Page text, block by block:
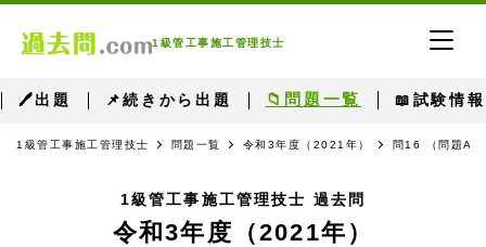
1級管工事施工管理技士
🖊出題 📌続きから出題 📁問題一覧 📖試験情報
1級管工事施工管理技士 問題一覧 令和3年度（2021年） 問16 （問題A
1級管工事施工管理技士 過去問
令和3年度（2021年）